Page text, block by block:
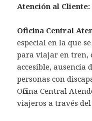
Atención al Cliente:
Oficina Central
especial en la que
para viajar en tren,
accesible, ausencia
personas con
Oficina Central
viajeros a través